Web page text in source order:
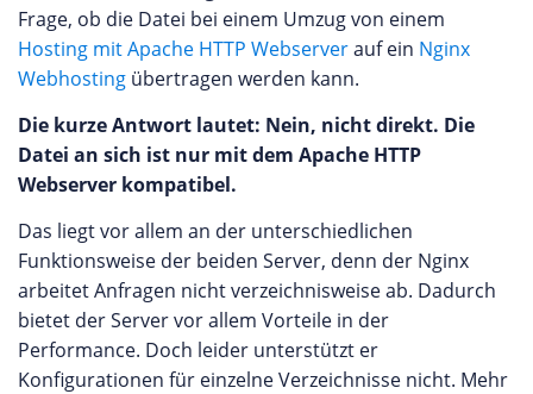
Frage, ob die Datei bei einem Umzug von einem
Hosting mit Apache HTTP Webserverauf ein Nginx
Webhosting übertragen werden kann.
Die kurze Antwort lautet: Nein, nicht direkt. Die
Datei an sich ist nur mit dem Apache HTTP
Webserver kompatibel.
Das liegt vor allem an der unterschiedlichen
Funktionsweise der beiden Server, denn der Nginx
arbeitet Anfragen nicht verzeichnisweise ab. Dadurch
bietet der Server vor allem Vorteile in der
Performance. Doch leider unterstützt er
Konfigurationen für einzelne Verzeichnisse nicht. Mehr